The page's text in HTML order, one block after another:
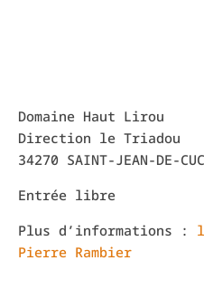
Domaine Haut Lirou
Direction le Triadou
34270 SAINT-JEAN-DE-
Entrée libre
Plus d’informations :
Pierre Rambier